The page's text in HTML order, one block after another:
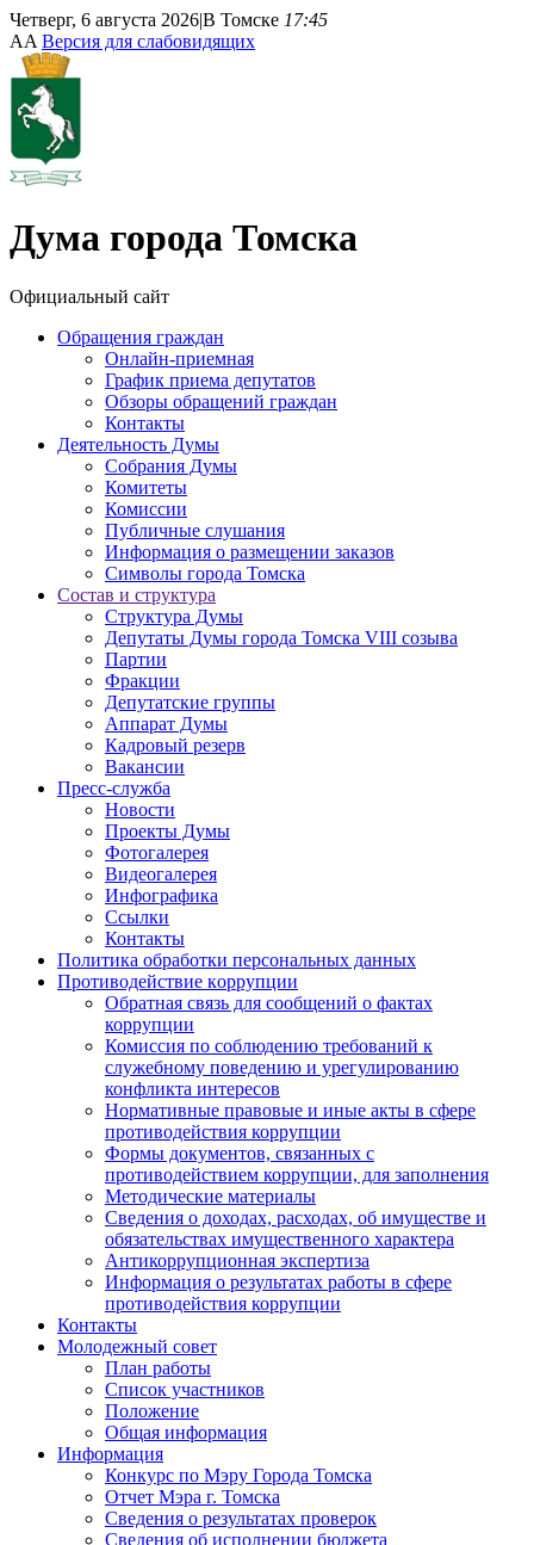
Четверг, 6 августа 2026|В Томске 17:45
AA Версия для слабовидящих
Дума города Томска
Официальный сайт
Обращения граждан
Онлайн-приемная
График приема депутатов
Обзоры обращений граждан
Контакты
Деятельность Думы
Собрания Думы
Комитеты
Комиссии
Публичные слушания
Информация о размещении заказов
Символы города Томска
Состав и структура
Структура Думы
Депутаты Думы города Томска VIII созыва
Партии
Фракции
Депутатские группы
Аппарат Думы
Кадровый резерв
Вакансии
Пресс-служба
Новости
Проекты Думы
Фотогалерея
Видеогалерея
Инфографика
Ссылки
Контакты
Политика обработки персональных данных
Прoтивoдeйствие кoрpупции
Обратная связь для сообщений о фактах
коррупции
Комиссия по соблюдению требований к
служебному поведению и урегулированию
конфликта интересов
Нормативные правовые и иные акты в сфере
противодействия коррупции
Формы документов, связанных с
противодействием коррупции, для заполнения
Методические материалы
Сведения о доходах, расходах, об имуществе и
обязательствах имущественного характера
Антикоррупционная экспертиза
Информация о результатах работы в сфере
противодействия коррупции
Контакты
Молодежный совет
План работы
Список участников
Положение
Общая информация
Информация
Конкурс по Мэру Города Томска
Отчет Мэра г. Томска
Сведения о результатах проверок
Сведения об исполнении бюджета